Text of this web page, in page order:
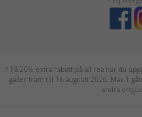
* Få 20% extra rabatt på all rea när du
gäller fram till 16 augusti 2026. Max 1
andra